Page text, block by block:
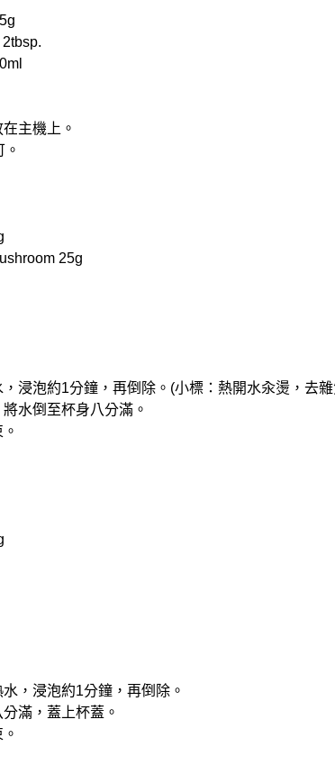
主機上。
25g
浸泡約1分鐘，再倒除。(小標：熱開水汆燙，去
水倒至杯身八分滿。
，浸泡約1分鐘，再倒除。
滿，蓋上杯蓋。